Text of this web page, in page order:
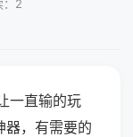
：2
一直输的玩
器，有需要的